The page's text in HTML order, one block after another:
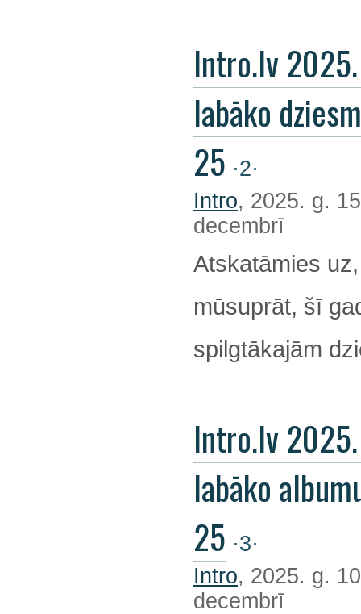
Intro.lv
labāko
25 ·2·
Intro, 2025. g.
decembrī
Atskatāmies uz,
mūsuprāt, šī
spilgtākajām
Intro.lv
labāko
25 ·3·
Intro, 2025. g.
decembrī